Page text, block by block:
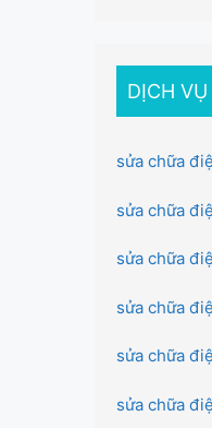
DỊCH
sửa chữa
sửa chữa
sửa chữa
sửa chữa
sửa chữa
sửa chữa